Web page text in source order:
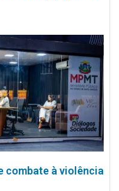
combate à violência